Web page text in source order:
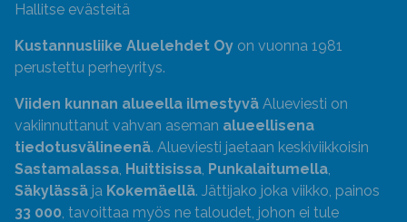
Hallitse evästeitä
Kustannusliike Aluelehdet Oy on vuonna 1981
perustettu perheyritys.
Viiden kunnan alueella ilmestyvä Alueviesti on
vakiinnuttanut vahvan aseman alueellisena
tiedotusvälineenä. Alueviesti jaetaan keskiviikkoisin
Sastamalassa, Huittisissa, Punkalaitumella,
Säkylässä ja Kokemäellä. Jättijako joka viikko, painos
33 000, tavoittaa myös ne taloudet, johon ei tule